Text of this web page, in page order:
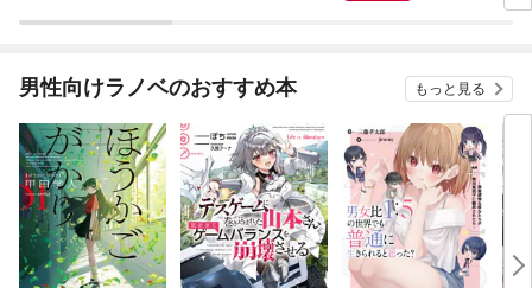
男性向けラノベのおすすめ本 もっと見る